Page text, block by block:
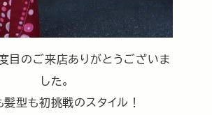
目のご来店ありがとうございま
した。
型も初挑戦のスタイル！